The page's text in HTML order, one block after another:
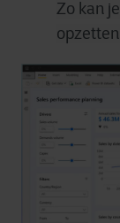
Zo kan